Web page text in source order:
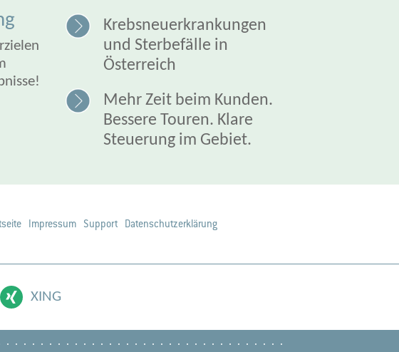
Krebsneuerkrankungen
und Sterbefälle in
Österreich
Mehr Zeit beim Kunden.
Bessere Touren. Klare
Steuerung im Gebiet.
Impressum Support Datenschutzerklärung
XING